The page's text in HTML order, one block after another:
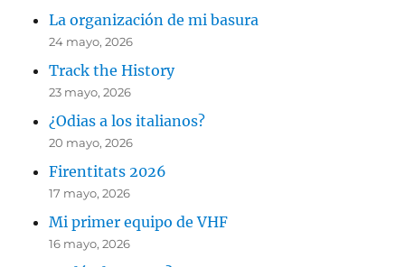
La organización de mi basura
24 mayo, 2026
Track the History
23 mayo, 2026
¿Odias a los italianos?
20 mayo, 2026
Firentitats 2026
17 mayo, 2026
Mi primer equipo de VHF
16 mayo, 2026